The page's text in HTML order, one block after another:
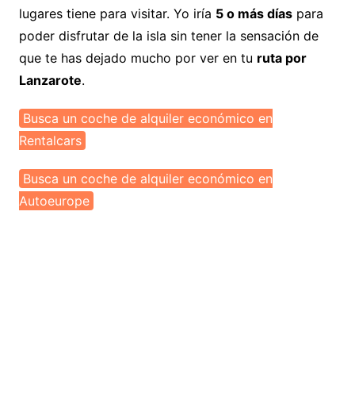
lugares tiene para visitar. Yo iría 5 o más díaspara
poder disfrutar de la isla sin tener la sensación de
que te has dejado mucho por ver en tu ruta por
Lanzarote.
Busca un coche de alquiler económico en
Rentalcars
Busca un coche de alquiler económico en
Autoeurope